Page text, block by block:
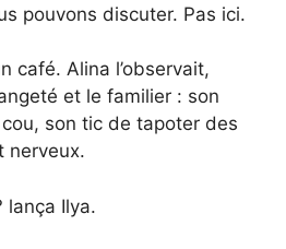
pouvons discuter. Pas ici.
café. Alina l’observait,
et le familier : son
son tic de tapoter des
nerveux.
Ilya.